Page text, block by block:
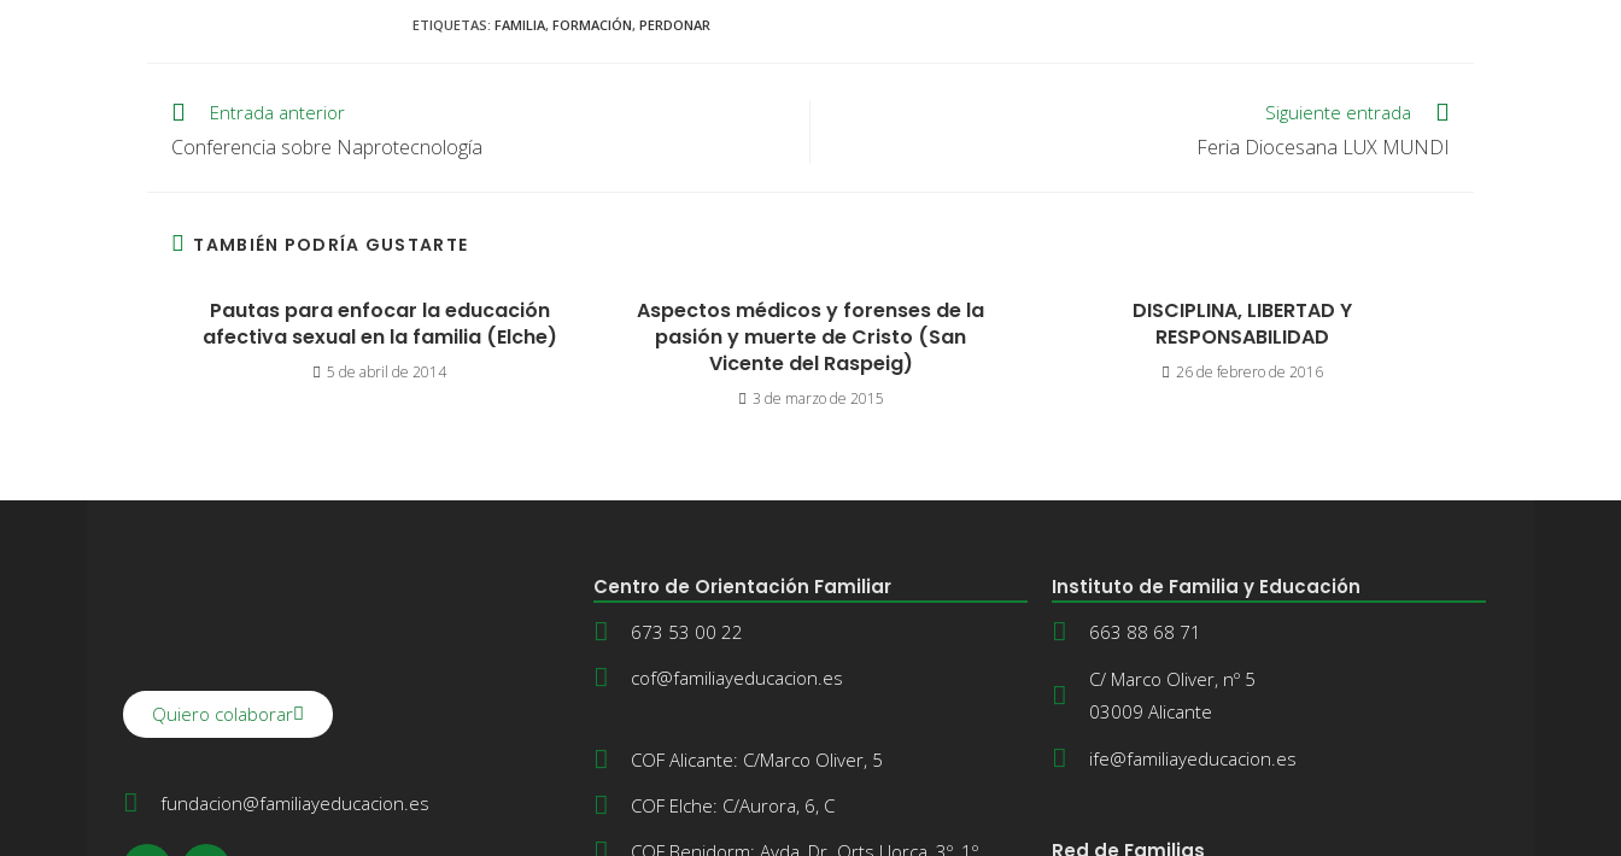
ETIQUETAS: FAMILIA, FORMACIÓN, PERDONAR
Entrada anterior
Conferencia sobre Naprotecnología
Siguiente entrada
Feria Diocesana LUX MUNDI
TAMBIÉN PODRÍA GUSTARTE
Pautas para enfocar la educación
afectiva sexual en la familia (Elche)
5 de abril de 2014
Aspectos médicos y forenses de la
pasión y muerte de Cristo (San
Vicente del Raspeig)
3 de marzo de 2015
DISCIPLINA, LIBERTAD Y
RESPONSABILIDAD
26 de febrero de 2016
Quiero colaborar
fundacion@familiayeducacion.es
Centro de Orientación Familiar
673 53 00 22
cof@familiayeducacion.es
COF Alicante: C/Marco Oliver, 5
COF Elche: C/Aurora, 6, C
COF Benidorm: Avda, Dr. Orts Llorca, 3º, 1º
Instituto de Familia y Educación
663 88 68 71
C/ Marco Oliver, nº 5
03009 Alicante
ife@familiayeducacion.es
Red de Familias